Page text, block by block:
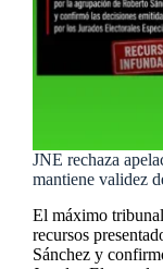
JNE rechaza
mantiene validez
El máximo
recursos
Sánchez y